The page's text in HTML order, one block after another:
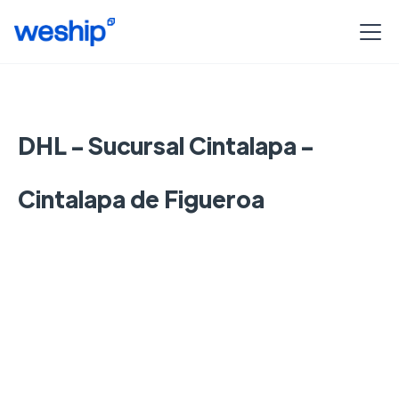
DHL - Sucursal Cintalapa -
Cintalapa de Figueroa